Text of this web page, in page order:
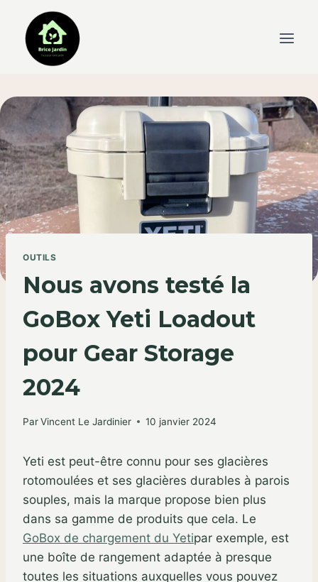
content
OUTILS
Nous avons testé la
GoBox Yeti Loadout
pour Gear Storage
2024
ParVincent Le Jardinier 10 janvier 2024
Yeti est peut-être connu pour ses glacières
rotomoulées et ses glacières durables à parois
souples, mais la marque propose bien plus
dans sa gamme de produits que cela. Le
GoBox de chargement du Yetipar exemple, est
une boîte de rangement adaptée à presque
toutes les situations auxquelles vous pouvez